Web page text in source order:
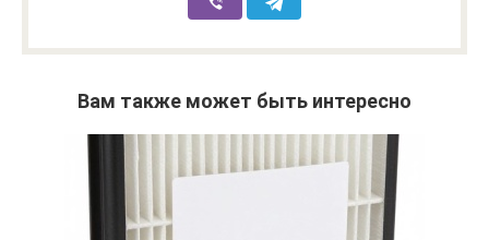
Вам также может быть интересно